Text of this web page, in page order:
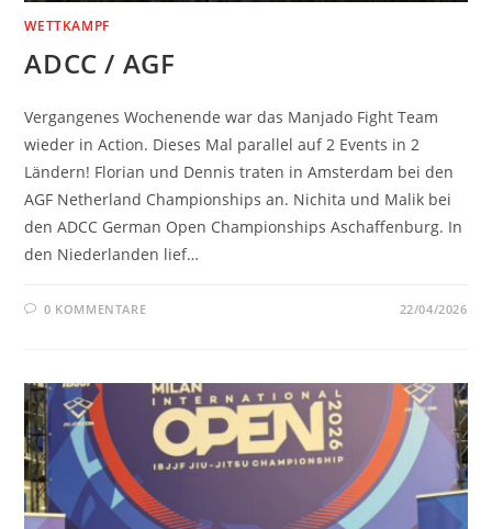
WETTKAMPF
ADCC / AGF
Vergangenes Wochenende war das Manjado Fight Team
wieder in Action. Dieses Mal parallel auf 2 Events in 2
Ländern! Florian und Dennis traten in Amsterdam bei den
AGF Netherland Championships an. Nichita und Malik bei
den ADCC German Open Championships Aschaffenburg. In
den Niederlanden lief…
0 KOMMENTARE 22/04/2026